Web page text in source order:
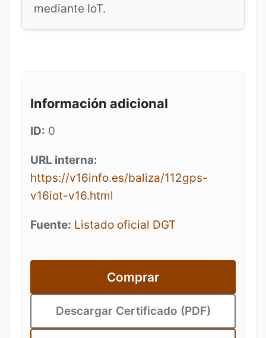
mediante IoT.
Información adicional
ID: 0
URL interna:
https://v16info.es/baliza/112gps-
v16iot-v16.html
Fuente: Listado oficial DGT
Comprar
Descargar Certificado (PDF)